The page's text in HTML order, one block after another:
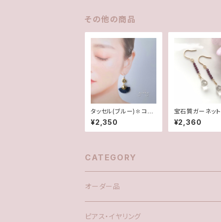
その他の商品
タッセル(ブルー)✽コッ
トンパール✽スワロフス
キー(ピアス/イヤリング)
¥2,350
宝石質ガーネッ
スタルドロップ
ピアス/イヤリン
¥2,360
CATEGORY
オーダー品
ピアス・イヤリング